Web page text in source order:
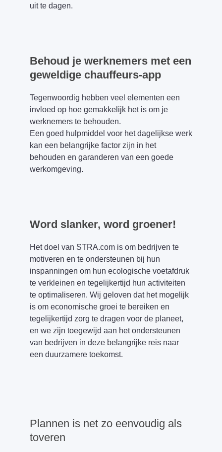
uit te dagen.
Behoud je werknemers met een
geweldige chauffeurs-app
Tegenwoordig hebben veel elementen een
invloed op hoe gemakkelijk het is om je
werknemers te behouden.
Een goed hulpmiddel voor het dagelijkse werk
kan een belangrijke factor zijn in het
behouden en garanderen van een goede
werkomgeving.
Word slanker, word groener!
Het doel van STRA.com is om bedrijven te
motiveren en te ondersteunen bij hun
inspanningen om hun ecologische voetafdruk
te verkleinen en tegelijkertijd hun activiteiten
te optimaliseren. Wij geloven dat het mogelijk
is om economische groei te bereiken en
tegelijkertijd zorg te dragen voor de planeet,
en we zijn toegewijd aan het ondersteunen
van bedrijven in deze belangrijke reis naar
een duurzamere toekomst.
Plannen is net zo eenvoudig als
toveren